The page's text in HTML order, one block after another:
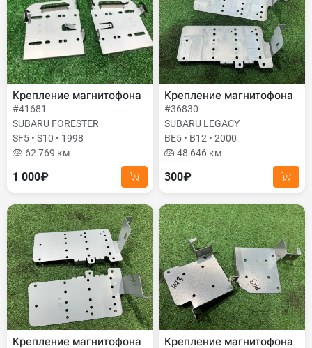
Крепление магнитофона
#41681
SUBARU FORESTER
SF5 • S10 • 1998
62 769 км
1 000₽
Крепление магнитофона
#36830
SUBARU LEGACY
BE5 • B12 • 2000
48 646 км
300₽
Крепление магнитофона Крепление магнитофона